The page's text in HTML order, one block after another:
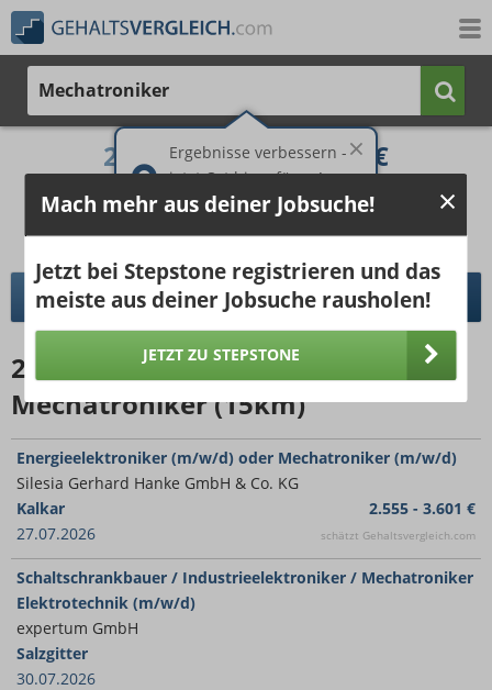
Ergebnisse verbessern -
jetzt Ort hinzufügen!
Mechatroniker
2.441 € 3.437 €
Bruttogehalt bei 40 Wochenstunden.
DETAILLIERTER GEHALTSVERGLEICH
20496 Jobangebotefür
Mechatroniker (15km)
Energieelektroniker (m/w/d) oder Mechatroniker (m/w/d)
Silesia Gerhard Hanke GmbH & Co. KG
Kalkar
27.07.2026
2.555 - 3.601 €
schätzt Gehaltsvergleich.com
Schaltschrankbauer / Industrieelektroniker / Mechatroniker
Elektrotechnik (m/w/d)
expertum GmbH
Salzgitter
30.07.2026
Mach mehr aus deiner Jobsuche!
Jetzt bei Stepstone registrieren und das
meiste aus deiner Jobsuche rausholen!
JETZT ZU STEPSTONE